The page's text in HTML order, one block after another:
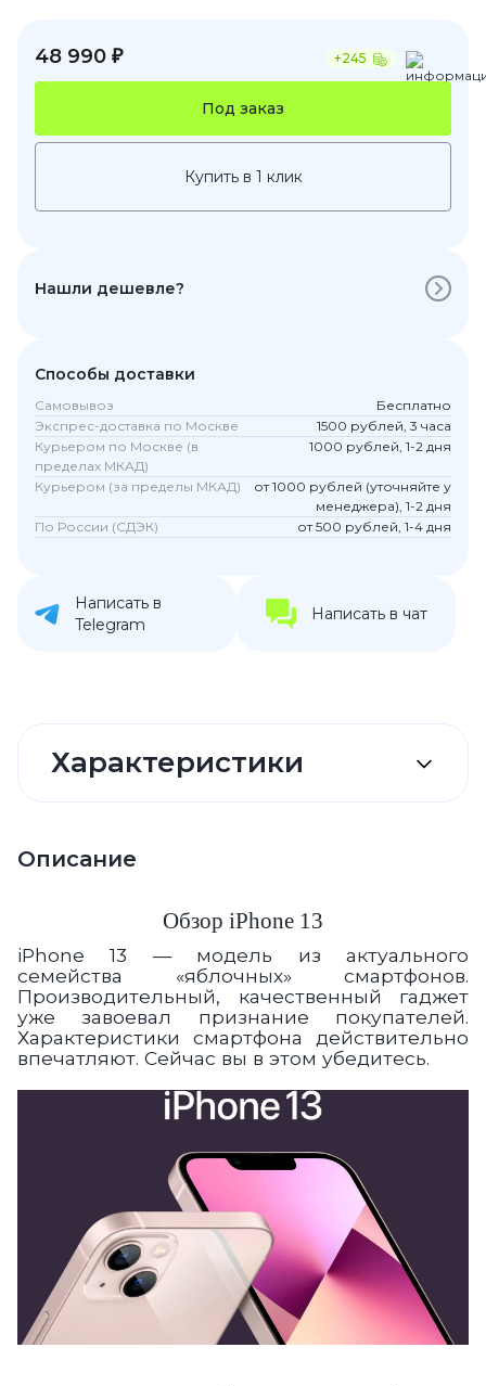
48 990 ₽ +245
Под заказ
Купить в 1 клик
Нашли дешевле?
Способы доставки
Самовывоз
Бесплатно
Экспрес-доставка по Москве
1500 рублей, 3 часа
Курьером по Москве (в
пределах МКАД)
1000 рублей, 1-2 дня
Курьером (за пределы МКАД)
от 1000 рублей (уточняйте у
менеджера), 1-2 дня
По России (СДЭК)
от 500 рублей, 1-4 дня
Написать в
Telegram
Написать в чат
Характеристики
Описание
Обзор iPhone 13
iPhone 13 — модель из актуального
семейства «яблочных» смартфонов.
Производительный, качественный гаджет
уже завоевал признание покупателей.
Характеристики смартфона действительно
впечатляют. Сейчас вы в этом убедитесь.